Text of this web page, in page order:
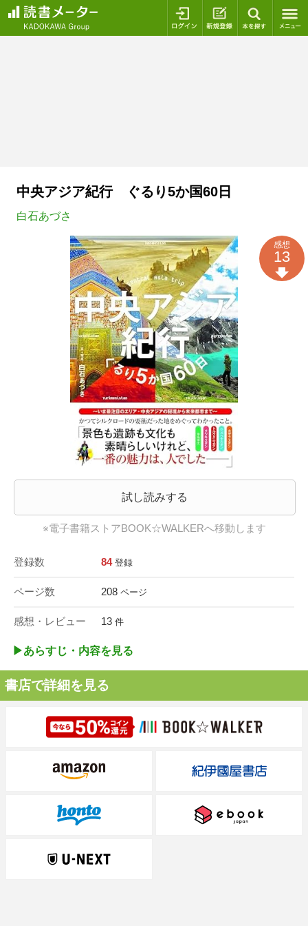
ログイン 新規登録
中央アジア紀行 ぐるり5か国60日
白石あづさ
試し読みする
※電子書籍ストアBOOK☆WALKERへ移動します
登録数 84 登録
ページ数 208 ページ
感想・レビュー 13 件
感想
13
▶︎あらすじ・内容を見る
書店で詳細を見る